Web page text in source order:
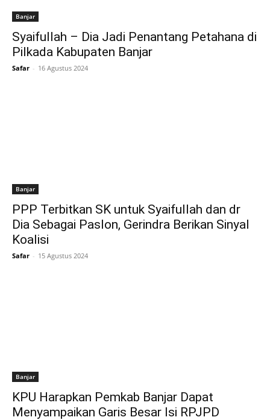
Banjar
Syaifullah – Dia Jadi Penantang Petahana di
Pilkada Kabupaten Banjar
Safar - 16 Agustus 2024
Banjar
PPP Terbitkan SK untuk Syaifullah dan dr
Dia Sebagai Paslon, Gerindra Berikan Sinyal
Koalisi
Safar - 15 Agustus 2024
Banjar
KPU Harapkan Pemkab Banjar Dapat
Menyampaikan Garis Besar Isi RPJPD